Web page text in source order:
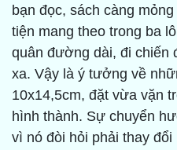
bạn đọc, sách càng
tiện mang theo trong ba
quân đường dài, đi chiến
xa. Vậy là ý tưởng về
10x14,5cm, đặt vừa vặn
hình thành. Sự chuyển
vì nó đòi hỏi phải thay